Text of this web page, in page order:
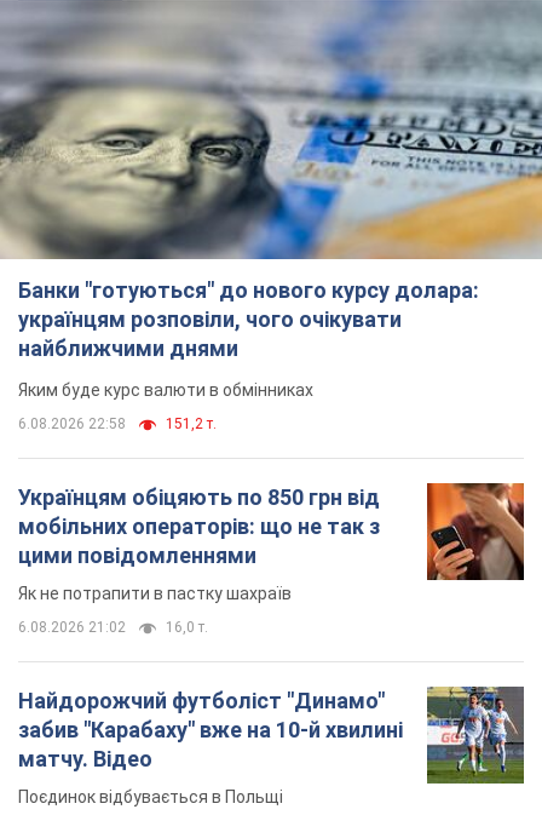
Банки "готуються" до нового курсу долара:
українцям розповіли, чого очікувати
найближчими днями
Яким буде курс валюти в обмінниках
6.08.2026 22:58 151,2 т.
Українцям обіцяють по 850 грн від
мобільних операторів: що не так з
цими повідомленнями
Як не потрапити в пастку шахраїв
6.08.2026 21:02 16,0 т.
Найдорожчий футболіст "Динамо"
забив "Карабаху" вже на 10-й хвилині
матчу. Відео
Поєдинок відбувається в Польщі